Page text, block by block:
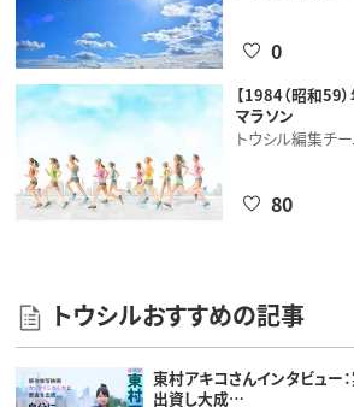
0
【1984（昭和59
マラソン
トウシル編集チ
80
トウシルおすすめの記事
東村アキコさんインタビュー
出資し大成…